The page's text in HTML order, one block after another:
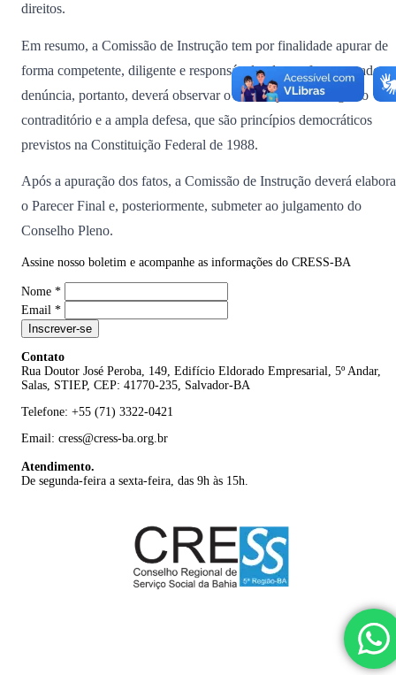
direitos.
Em resumo, a Comissão de Instrução tem por finalidade apurar de
forma competente, diligente e responsável todos os fatos narrados
denúncia, portanto, deverá observar o devido processo legal, o
contraditório e a ampla defesa, que são princípios democráticos
previstos na Constituição Federal de 1988.
Após a apuração dos fatos, a Comissão de Instrução deverá
o Parecer Final e, posteriormente, submeter ao julgamento do
Conselho Pleno.
Assine nosso boletim e acompanhe as informações do CRESS-BA
Nome *
Email *
Inscrever-se
Contato
Rua Doutor José Peroba, 149, Edifício Eldorado Empresarial, 5º Andar,
Salas, STIEP, CEP: 41770-235, Salvador-BA
Telefone: +55 (71) 3322-0421
Email: cress@cress-ba.org.br
Atendimento.
De segunda-feira a sexta-feira, das 9h às 15h.